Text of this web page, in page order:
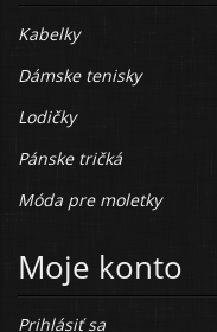
Kabelky
Dámske tenisky
Lodičky
Pánske tričká
Móda pre moletky
Moje konto
Prihlásiť sa